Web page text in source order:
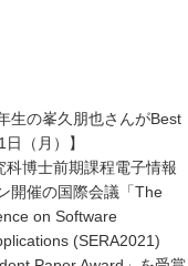
生の峯久朋也さんがBest
（月）】
博士前期課程電子情報
開催の国際会議「The
on Software
(SERA2021)